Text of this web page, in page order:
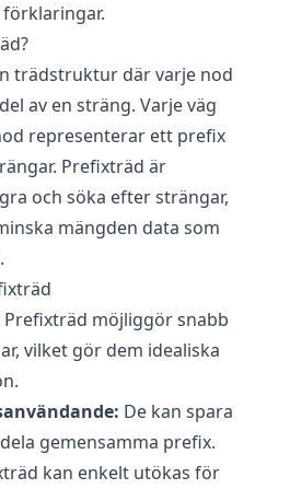
trädstruktur där varje nod
av en sträng. Varje väg
representerar ett prefix
Prefixträd är
och söka efter strängar,
mängden data som
Prefixträd möjliggör snabb
vilket gör dem idealiska
De kan spara
gemensamma prefix.
kan enkelt utökas för